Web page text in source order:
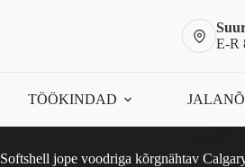
This
has
E-R
TÖÖKINDAD
Softshell jope voodriga kõrgnähtav